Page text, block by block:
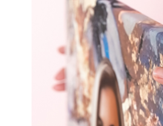
Ваш регион доставки
Выберите из списка:
10х15
13х18
15х15
15х20
20х20
20х30
30х30
30х40
А4
Фото
в